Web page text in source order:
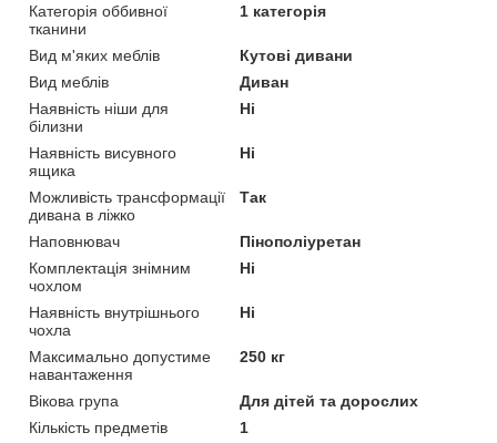
Категорія оббивної
тканини
1 категорія
Вид м'яких меблів
Кутові дивани
Вид меблів
Диван
Наявність ніши для
білизни
Ні
Наявність висувного
ящика
Ні
Можливість трансформації
дивана в ліжко
Так
Наповнювач
Пінополіуретан
Комплектація знімним
чохлом
Ні
Наявність внутрішнього
чохла
Ні
Максимально допустиме
навантаження
250 кг
Вікова група
Для дітей та дорослих
Кількість предметів
1